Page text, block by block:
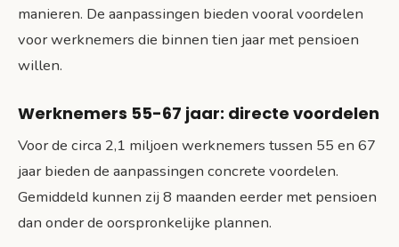
manieren. De aanpassingen bieden vooral voordelen
voor werknemers die binnen tien jaar met pensioen
willen.
Werknemers 55-67 jaar: directe voordelen
Voor de circa 2,1 miljoen werknemers tussen 55 en 67
jaar bieden de aanpassingen concrete voordelen.
Gemiddeld kunnen zij 8 maanden eerder met pensioen
dan onder de oorspronkelijke plannen.